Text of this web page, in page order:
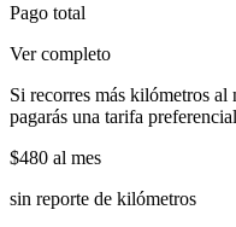
Pago total
Ver completo
Si recorres más kilómetros al
pagarás una tarifa
$480 al mes
sin reporte de kilómetros